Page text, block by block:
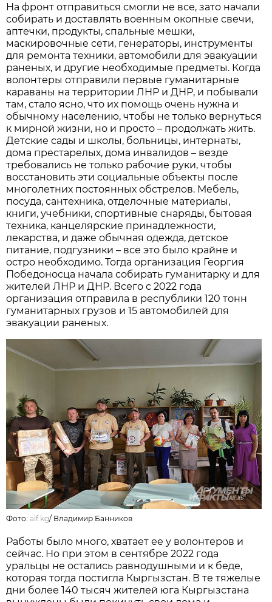
На фронт отправиться смогли не все, зато начали
собирать и доставлять военным окопные свечи,
аптечки, продукты, спальные мешки,
маскировочные сети, генераторы, инструменты
для ремонта техники, автомобили для эвакуации
раненых, и другие необходимые предметы. Когда
волонтеры отправили первые гуманитарные
караваны на территории ЛНР и ДНР, и побывали
там, стало ясно, что их помощь очень нужна и
обычному населению, чтобы не только вернуться
к мирной жизни, но и просто – продолжать жить.
Детские сады и школы, больницы, интернаты,
дома престарелых, дома инвалидов – везде
требовались не только рабочие руки, чтобы
восстановить эти социальные объекты после
многолетних постоянных обстрелов. Мебель,
посуда, сантехника, отделочные материалы,
книги, учебники, спортивные снаряды, бытовая
техника, канцелярские принадлежности,
лекарства, и даже обычная одежда, детское
питание, подгузники – все это было крайне и
остро необходимо. Тогда организация Георгия
Победоносца начала собирать гуманитарку и для
жителей ЛНР и ДНР. Всего с 2022 года
организация отправила в республики 120 тонн
гуманитарных грузов и 15 автомобилей для
эвакуации раненых.
Фото:aif.kg/ Владимир Банников
Работы было много, хватает ее у волонтеров и
сейчас. Но при этом в сентябре 2022 года
уральцы не остались равнодушными и к беде,
которая тогда постигла Кыргызстан. В те тяжелые
дни более 140 тысяч жителей юга Кыргызстана